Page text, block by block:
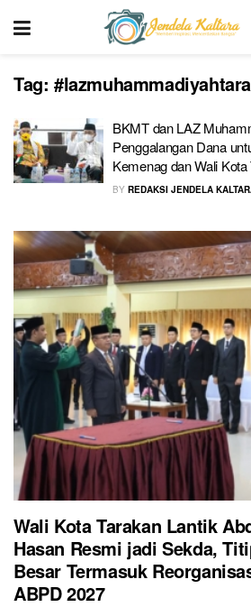
Tag:
BKMT dan LAZ
Penggalangan Dana
Kemenag dan Wali
BY REDAKSI JENDELA
Wali Kota Tarakan Lantik
Hasan Resmi jadi Sekda,
Besar Termasuk
ABPD 2027